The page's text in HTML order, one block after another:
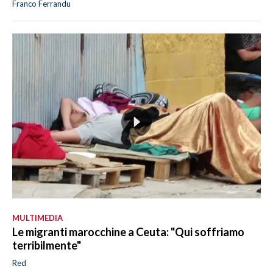
Franco Ferrandu
MULTIMEDIA
Le migranti marocchine a Ceuta: "Qui soffriamo
terribilmente"
Red